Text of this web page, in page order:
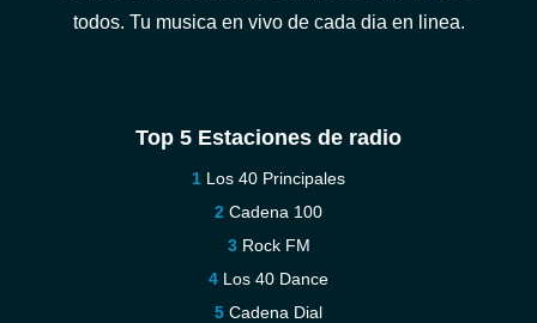
todos. Tu musica en vivo de cada dia en linea.
Top 5 Estaciones de radio
Los 40 Principales
Cadena 100
Rock FM
Los 40 Dance
Cadena Dial